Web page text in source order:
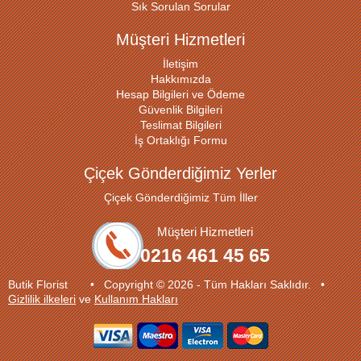
Sık Sorulan Sorular
Müşteri Hizmetleri
İletişim
Hakkımızda
Hesap Bilgileri ve Ödeme
Güvenlik Bilgileri
Teslimat Bilgileri
İş Ortaklığı Formu
Çiçek Gönderdiğimiz Yerler
Çiçek Gönderdiğimiz Tüm İller
Müşteri Hizmetleri
0216 461 45 65
Butik Florist • Copyright © 2026 - Tüm Hakları Saklıdır. •
Gizlilik ilkeleriveKullanım Hakları